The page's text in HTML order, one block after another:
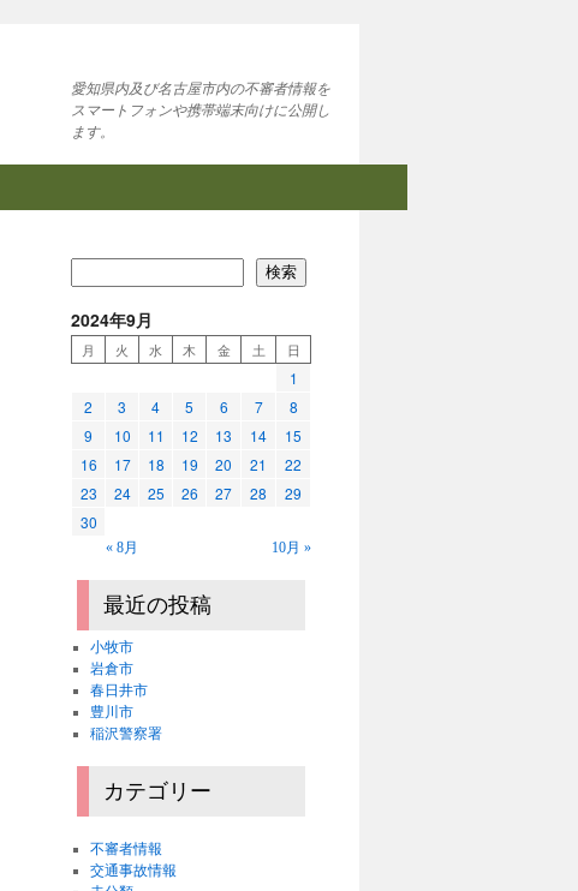
愛知県内及び名古屋市内の不審者情報を
スマートフォンや携帯端末向けに公開し
ます。
検索
2024年9月
月 火 水 木 金 土 日
1
2
3 4 5 6 7
8
9
10 11 12 13 14
15
16
17 18 19 20 21
22
23
24 25 26 27 28
29
30
« 8月 10月 »
最近の投稿
小牧市
岩倉市
春日井市
豊川市
稲沢警察署
カテゴリー
不審者情報
交通事故情報